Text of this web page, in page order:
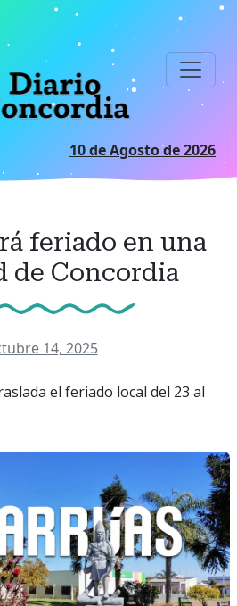
10 de Agosto de 2026
feriado en una
de Concordia
14, 2025
el feriado local del 23 al